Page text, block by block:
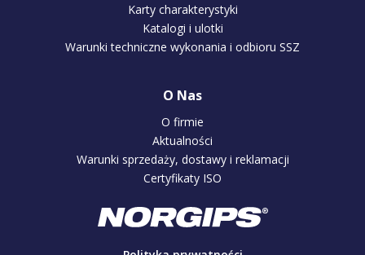
Karty charakterystyki
Katalogi i ulotki
Warunki techniczne wykonania i odbioru SSZ
O Nas
O firmie
Aktualności
Warunki sprzedaży, dostawy i reklamacji
Certyfikaty ISO